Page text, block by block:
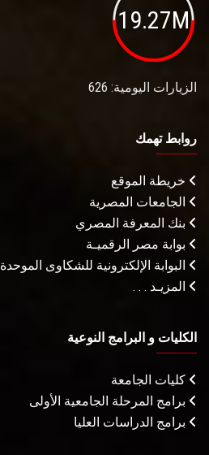
19.27M
الزيارات اليومية: 626
روابط تهمك
خريطة الموقع
الجامعات المصرية
بنك المعرفة المصري
بوابة مصر الرقميـة
البوابة الإلكترونية للشكاوى الموحدة
المزيـد . . .
الكليات و البرامج النوعية
كليات الجامعة
برامج المرحلة الجامعية الأولى
برامج الدراسات العليا